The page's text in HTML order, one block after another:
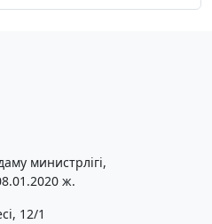
министрлігі,
ж.
12/1